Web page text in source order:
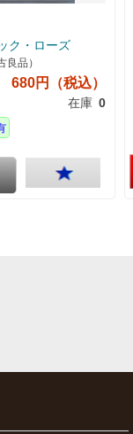
ク・ローズ
良品）
680円（税込）
在庫 0